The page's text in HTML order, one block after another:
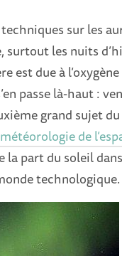
sur les
surtout les nuits
est due à l’oxygène
passe là-haut :
grand sujet
météorologie de
la part du soleil
technologique.